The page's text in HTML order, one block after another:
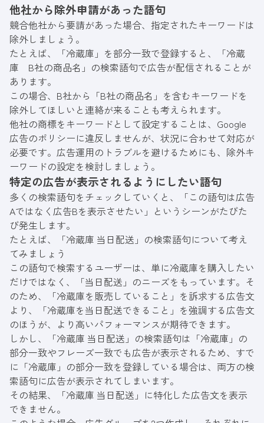
他社から除外申請があった語句
競合他社から要請があった場合、指定されたキーワードは
除外しましょう。
たとえば、「冷蔵庫」を部分一致で登録すると、「冷蔵
庫 B社の商品名」の検索語句で広告が配信されることが
あります。
この場合、B社から「B社の商品名」を含むキーワードを
除外してほしいと連絡が来ることも考えられます。
他社の商標をキーワードとして設定することは、 Google
広告のポリシーに違反しませんが、状況に合わせて対応が
必要です。広告運用のトラブルを避けるためにも、除外キ
ーワードの設定を検討しましょう。
特定の広告が表示されるようにしたい語句
多くの検索語句をチェックしていくと、「この語句は広告
Aではなく広告Bを表示させたい」というシーンがたびた
び発生します。
たとえば、「冷蔵庫 当日配送」の検索語句について考え
てみましょう
この語句で検索するユーザーは、単に冷蔵庫を購入したい
だけではなく、「当日配送」のニーズをもっています。そ
のため、「冷蔵庫を販売していること」を訴求する広告文
より、「冷蔵庫を当日配送できること」を強調する広告文
のほうが、より高いパフォーマンスが期待できます。
しかし、「冷蔵庫 当日配送」の検索語句は「冷蔵庫」の
部分一致やフレーズ一致でも広告が表示されるため、すで
に「冷蔵庫」の部分一致を登録している場合は、両方の検
索語句に広告が表示されてしまいます。
その結果、「冷蔵庫 当日配送」に特化した広告文を表示
できません。